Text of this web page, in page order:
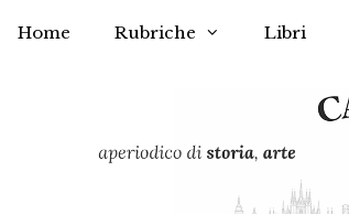
Home Rubriche Libri